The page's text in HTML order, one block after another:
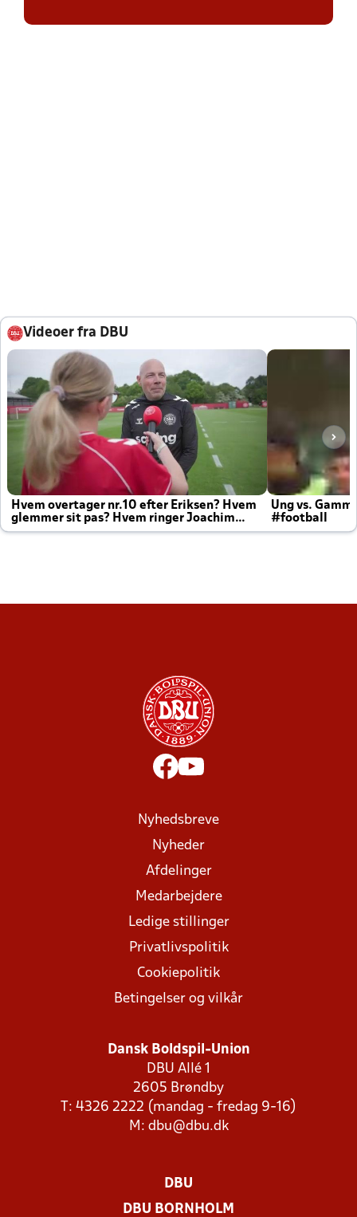
Videoer fra DBU
Hvem overtager nr.10 efter Eriksen? Hvem
glemmer sit pas? Hvem ringer Joachim
altid til efter kampe?
Ung vs.
#football
Nyhedsbreve
Nyheder
Afdelinger
Medarbejdere
Ledige stillinger
Privatlivspolitik
Cookiepolitik
Betingelser og vilkår
Dansk Boldspil-Union
DBU Allé 1
2605 Brøndby
T: 4326 2222 (mandag - fredag 9-16)
M: dbu@dbu.dk
DBU
DBU BORNHOLM